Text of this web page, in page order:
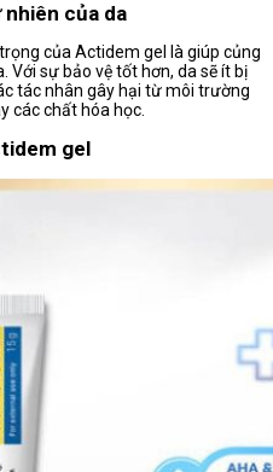
nhiên của da
của Actidem gel là giúp củng
Với sự bảo vệ tốt hơn, da sẽ ít bị
tác nhân gây hại từ môi trường
các chất hóa học.
gel